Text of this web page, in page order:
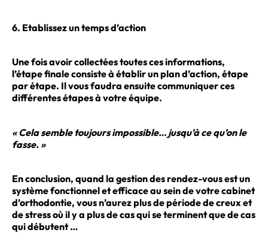
6. Etablissez un temps d’action
Une fois avoir collectées toutes ces informations,
l’étape finale consiste à établir un plan d’action, étape
par étape. Il vous faudra ensuite communiquer ces
différentes étapes à votre équipe.
« Cela semble toujours impossible… jusqu’à ce qu’on le
fasse. »
En conclusion, quand la gestion des rendez-vous est un
système fonctionnel et efficace au sein de votre cabinet
d’orthodontie, vous n’aurez plus de période de creux et
de stress où il y a plus de cas qui se terminent que de cas
qui débutent …